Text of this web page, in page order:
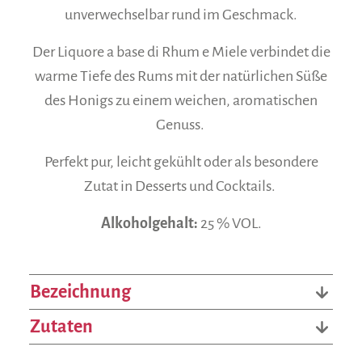
unverwechselbar rund im Geschmack.
Der Liquore a base di Rhum e Miele verbindet die
warme Tiefe des Rums mit der natürlichen Süße
des Honigs zu einem weichen, aromatischen
Genuss.
Perfekt pur, leicht gekühlt oder als besondere
Zutat in Desserts und Cocktails.
Alkoholgehalt: 25 % VOL.
Bezeichnung
Zutaten